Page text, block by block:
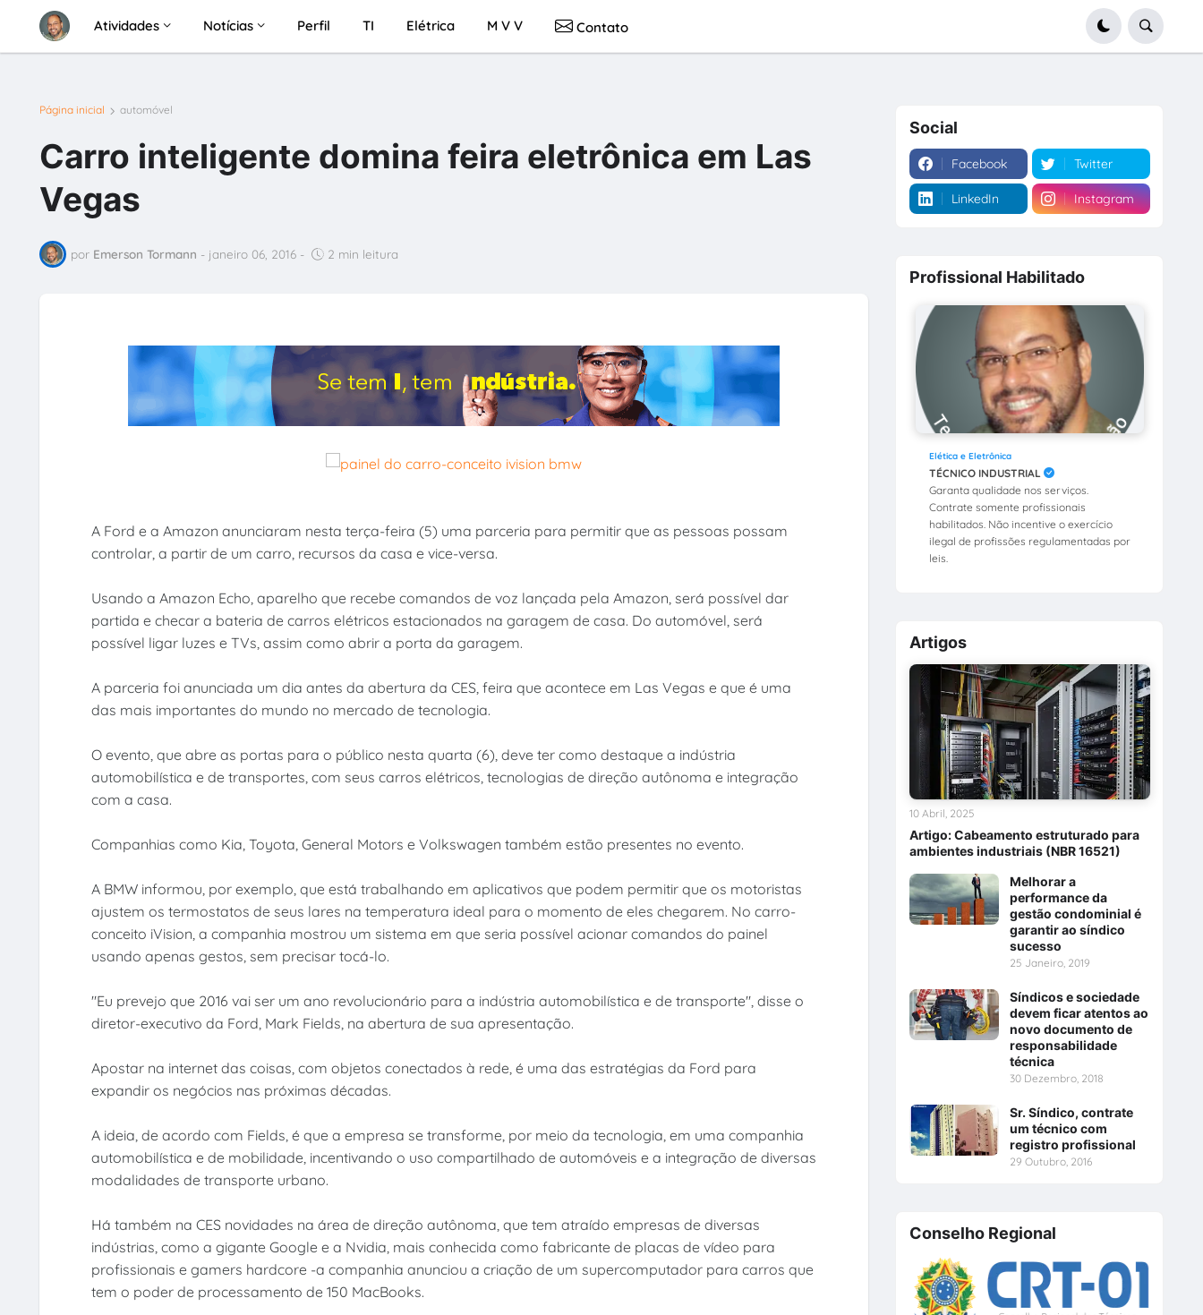
Atividades Notícias Perfil TI Elétrica M V V Contato
Página inicial automóvel
Carro inteligente domina feira eletrônica em Las
Vegas
por Emerson Tormann - janeiro 06, 2016 - 2 min leitura
A Ford e a Amazon anunciaram nesta terça-feira (5) uma parceria para permitir que as pessoas possam
controlar, a partir de um carro, recursos da casa e vice-versa.
Usando a Amazon Echo, aparelho que recebe comandos de voz lançada pela Amazon, será possível dar
partida e checar a bateria de carros elétricos estacionados na garagem de casa. Do automóvel, será
possível ligar luzes e TVs, assim como abrir a porta da garagem.
A parceria foi anunciada um dia antes da abertura da CES, feira que acontece em Las Vegas e que é uma
das mais importantes do mundo no mercado de tecnologia.
O evento, que abre as portas para o público nesta quarta (6), deve ter como destaque a indústria
automobilística e de transportes, com seus carros elétricos, tecnologias de direção autônoma e integração
com a casa.
Companhias como Kia, Toyota, General Motors e Volkswagen também estão presentes no evento.
A BMW informou, por exemplo, que está trabalhando em aplicativos que podem permitir que os motoristas
ajustem os termostatos de seus lares na temperatura ideal para o momento de eles chegarem. No carro-
conceito iVision, a companhia mostrou um sistema em que seria possível acionar comandos do painel
usando apenas gestos, sem precisar tocá-lo.
"Eu prevejo que 2016 vai ser um ano revolucionário para a indústria automobilística e de transporte", disse o
diretor-executivo da Ford, Mark Fields, na abertura de sua apresentação.
Apostar na internet das coisas, com objetos conectados à rede, é uma das estratégias da Ford para
expandir os negócios nas próximas décadas.
A ideia, de acordo com Fields, é que a empresa se transforme, por meio da tecnologia, em uma companhia
automobilística e de mobilidade, incentivando o uso compartilhado de automóveis e a integração de diversas
modalidades de transporte urbano.
Há também na CES novidades na área de direção autônoma, que tem atraído empresas de diversas
indústrias, como a gigante Google e a Nvidia, mais conhecida como fabricante de placas de vídeo para
profissionais e gamers hardcore -a companhia anunciou a criação de um supercomputador para carros que
tem o poder de processamento de 150 MacBooks.
Social
Facebook Twitter
LinkedIn Instagram
Profissional Habilitado
Elética e Eletrônica
TÉCNICO INDUSTRIAL
Garanta qualidade nos serviços.
Contrate somente profissionais
habilitados. Não incentive o exercício
ilegal de profissões regulamentadas por
leis.
Artigos
Artigo: Cabeamento estruturado para
ambientes industriais (NBR 16521)
10 Abril, 2025
Melhorar a
performance da
gestão condominial é
garantir ao síndico
sucesso
25 Janeiro, 2019
Síndicos e sociedade
devem ficar atentos ao
novo documento de
responsabilidade
técnica
30 Dezembro, 2018
Sr. Síndico, contrate
um técnico com
registro profissional
29 Outubro, 2016
Conselho Regional